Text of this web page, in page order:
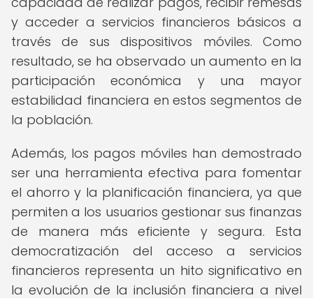
y acceder a servicios financieros básicos a
través de sus dispositivos móviles. Como
resultado, se ha observado un aumento en la
participación económica y una mayor
estabilidad financiera en estos segmentos de
la población.
Además, los pagos móviles han demostrado
ser una herramienta efectiva para fomentar
el ahorro y la planificación financiera, ya que
permiten a los usuarios gestionar sus finanzas
de manera más eficiente y segura. Esta
democratización del acceso a servicios
financieros representa un hito significativo en
la evolución de la inclusión financiera a nivel